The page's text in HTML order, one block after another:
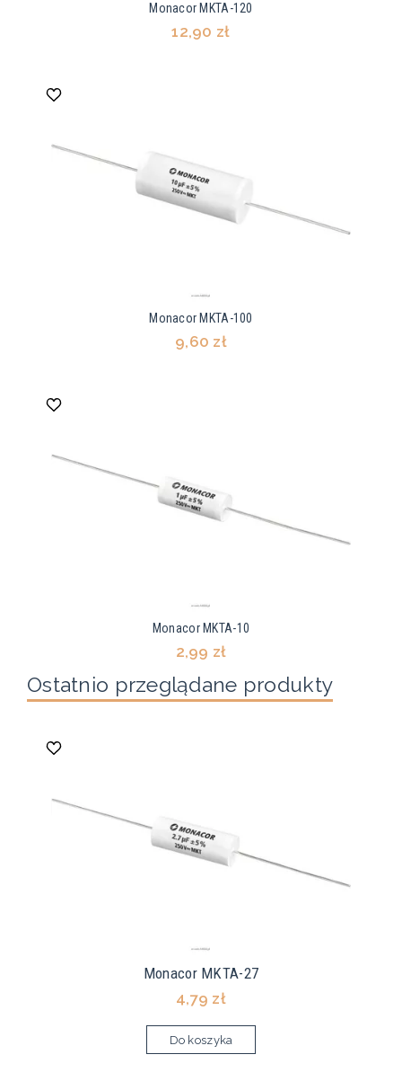
Monacor MKTA-120
12,90 zł
Monacor MKTA-100
9,60 zł
Monacor MKTA-10
2,99 zł
Ostatnio przeglądane produkty
Monacor MKTA-27
4,79 zł
Do koszyka